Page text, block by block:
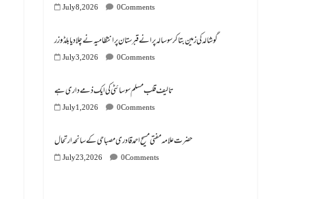
July 8, 2026 0 Comments
گوشالہ کی زمین بتا کر سوسالہ پرانے قبرستان پر انتظامیہ نے چلا دیا بلڈوزر
July 3, 2026 0 Comments
تالیف قلب مسلم سوسائٹی کی ایک ذمے داری ہے
July 1, 2026 0 Comments
July 23, 2026 0 Comments